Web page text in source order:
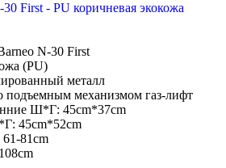
N-30 First
(PU)
металл
подъемным механизмом газ-лифт
Ш*Г: 45cm*37cm
45cm*52cm
61-81cm